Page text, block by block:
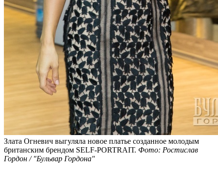
Злата Огневич выгуляла новое платье созданное молодым
британским брендом SELF-PORTRAIТ. Фото: Ростислав
Гордон / "Бульвар Гордона"